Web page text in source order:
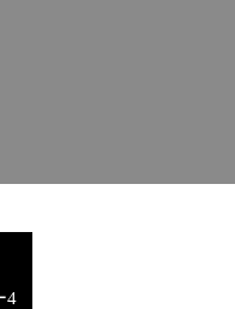
4